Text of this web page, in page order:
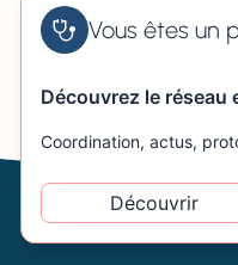
Vous êtes un
Découvrez le réseau
Coordination, actus,
Découvrir